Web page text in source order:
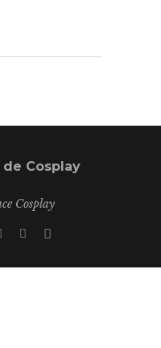
Cosplay
Cosplay